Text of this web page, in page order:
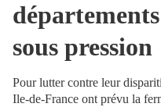
sous pression
Pour lutter contre leur
Ile-de-France ont prévu la